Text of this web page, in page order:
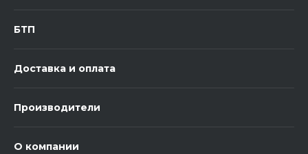
БТП
Доставка и оплата
Производители
О компании